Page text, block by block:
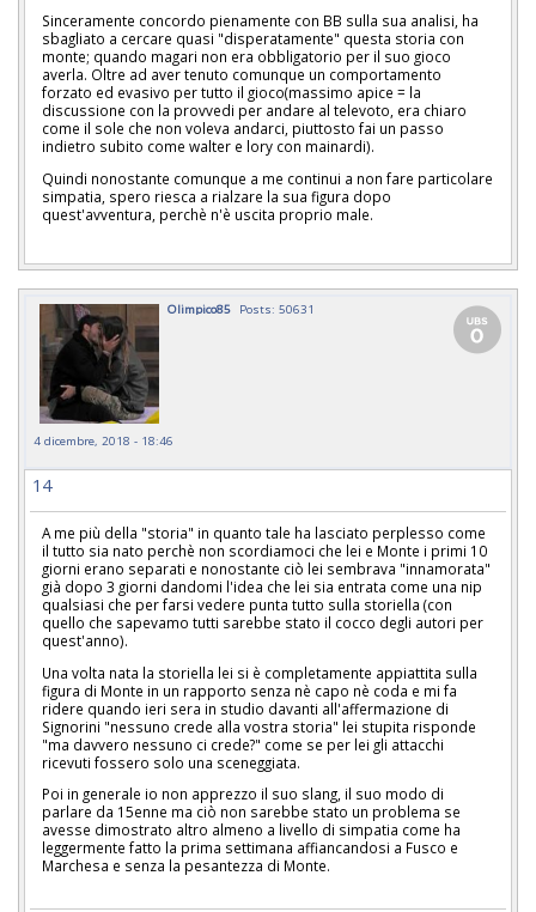
Sinceramente concordo pienamente con BB sulla sua analisi, ha
sbagliato a cercare quasi "disperatamente" questa storia con
monte; quando magari non era obbligatorio per il suo gioco
averla. Oltre ad aver tenuto comunque un comportamento
forzato ed evasivo per tutto il gioco(massimo apice = la
discussione con la provvedi per andare al televoto, era chiaro
come il sole che non voleva andarci, piuttosto fai un passo
indietro subito come walter e lory con mainardi).
Quindi nonostante comunque a me continui a non fare particolare
simpatia, spero riesca a rialzare la sua figura dopo
quest'avventura, perchè n'è uscita proprio male.
Olimpico85 Posts: 50631
4 dicembre, 2018 - 18:46
14
A me più della "storia" in quanto tale ha lasciato perplesso come
il tutto sia nato perchè non scordiamoci che lei e Monte i primi 10
giorni erano separati e nonostante ciò lei sembrava "innamorata"
già dopo 3 giorni dandomi l'idea che lei sia entrata come una nip
qualsiasi che per farsi vedere punta tutto sulla storiella (con
quello che sapevamo tutti sarebbe stato il cocco degli autori per
quest'anno).
Una volta nata la storiella lei si è completamente appiattita sulla
figura di Monte in un rapporto senza nè capo nè coda e mi fa
ridere quando ieri sera in studio davanti all'affermazione di
Signorini "nessuno crede alla vostra storia" lei stupita risponde
"ma davvero nessuno ci crede?" come se per lei gli attacchi
ricevuti fossero solo una sceneggiata.
Poi in generale io non apprezzo il suo slang, il suo modo di
parlare da 15enne ma ciò non sarebbe stato un problema se
avesse dimostrato altro almeno a livello di simpatia come ha
leggermente fatto la prima settimana affiancandosi a Fusco e
Marchesa e senza la pesantezza di Monte.